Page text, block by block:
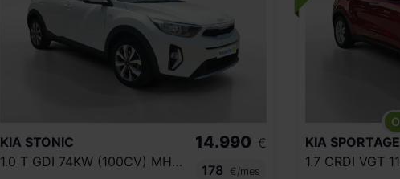
KIA STONIC
1.0 T GDI 74KW (100CV) MHEV IMT CONCEPT
14.990 €
178
€/mes
KIA SPORTAGE